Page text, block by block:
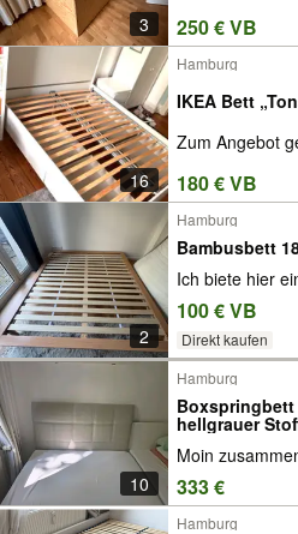
Anzeige aufgeben
3 250 € VB
16
Hamburg
IKEA Bett
Zum Angebot
180 € VB
2
Hamburg
Bambusbett
Ich biete hier
100 € VB
Direkt kaufen
10
Hamburg
Boxspringbett
hellgrauer
Moin
333 €
Hamburg